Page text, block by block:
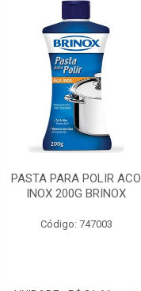
PASTA PARA POLIR ACO
INOX 200G BRINOX
Código: 747003